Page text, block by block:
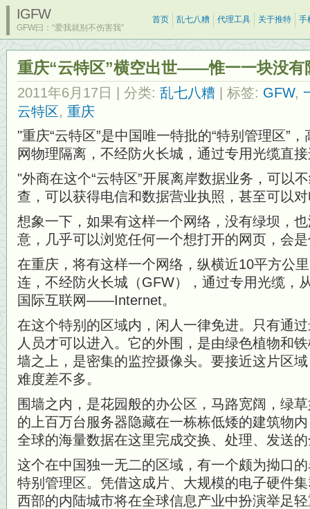
IGFW
GFW曰：“爱我就别不伤害我”
首页 乱七八糟 代理工具 关于推特 手
重庆“云特区”横空出世——惟一一块没有
2011年6月17日 | 分类: 乱七八糟 | 标签: GFW,
云特区, 重庆
重庆“云特区”是中国唯一特批的“特别管理区”
网物理隔离，不经防火长城，通过专用光缆直
外商在这个“云特区”开展离岸数据业务，可以
查，可以获得电信和数据营业执照，甚至可以
想象一下，如果有这样一个网络，没有绿坝，
意，几乎可以浏览任何一个想打开的网页，会
在重庆，将有这样一个网络，纵横近10平方公
连，不经防火长城（GFW），通过专用光缆，
国际互联网——Internet。
在这个特别的区域内，闲人一律免进。只有通
人员才可以进入。它的外围，是由绿色植物和
墙之上，是密集的监控摄像头。要接近这片区
难度差不多。
围墙之内，是花园般的办公区，马路宽阔，绿
的上百万台服务器隐藏在一栋栋低矮的建筑物
全球的海量数据在这里完成交换、处理、发送
这个在中国独一无二的区域，有一个颇为拗口
特别管理区。凭借这成片、大规模的电子硬件
西部的内陆城市将在全球信息产业中扮演举足